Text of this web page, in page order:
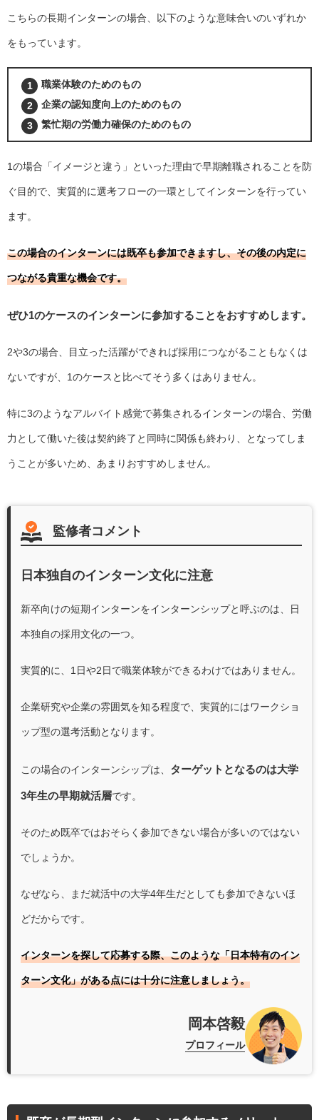
こちらの長期インターンの場合、以下のような意味合いのいずれか
をもっています。
職業体験のためのもの
企業の認知度向上のためのもの
繁忙期の労働力確保のためのもの
1の場合「イメージと違う」といった理由で早期離職されることを防
ぐ目的で、実質的に選考フローの一環としてインターンを行ってい
ます。
この場合のインターンには既卒も参加できますし、その後の内定に
つながる貴重な機会です。
ぜひ1のケースのインターンに参加することをおすすめします。
2や3の場合、目立った活躍ができれば採用につながることもなくは
ないですが、1のケースと比べてそう多くはありません。
特に3のようなアルバイト感覚で募集されるインターンの場合、労働
力として働いた後は契約終了と同時に関係も終わり、となってしま
うことが多いため、あまりおすすめしません。
監修者コメント
岡本啓毅
プロフィール
日本独自のインターン文化に注意
新卒向けの短期インターンをインターンシップと呼ぶのは、日
本独自の採用文化の一つ。
実質的に、1日や2日で職業体験ができるわけではありません。
企業研究や企業の雰囲気を知る程度で、実質的にはワークショ
ップ型の選考活動となります。
この場合のインターンシップは、 ターゲットとなるのは大学
3年生の早期就活層です。
そのため既卒ではおそらく参加できない場合が多いのではない
でしょうか。
なぜなら、まだ就活中の大学4年生だとしても参加できないほ
どだからです。
インターンを探して応募する際、このような「日本特有のイン
ターン文化」がある点には十分に注意しましょう。